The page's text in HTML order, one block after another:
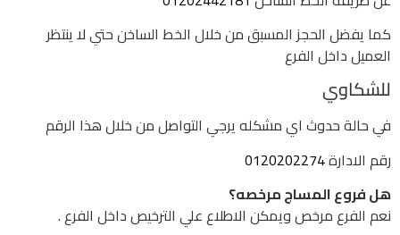
كما يفضل الحجز المسبق من خلال الخط الساخن حتي لا ينتظر
العميل داخل الفرع
للشكاوي
في حالة حدوث اي مشكله يرجي التواصل من خلال هذا الرقم
رقم الادارة0120202274
هل فروع المساج مرخصه؟
نعم الفرع مرخص ويمكن الاطلاع علي الترخيص داخل الفرع .